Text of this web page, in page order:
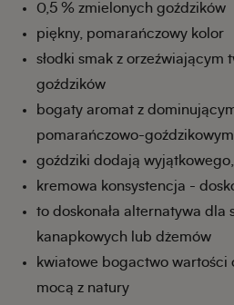
0,5 % zmielonych goździków
piękny, pomarańczowy kolor
słodki smak z orzeźwiającym
goździków
bogaty aromat z
pomarańczowo-goździkowym
goździki dodają
kremowa konsystencja -
to doskonała alternatywa dla
kanapkowych lub dżemów
kwiatowe bogactwo wartości
mocą z natury